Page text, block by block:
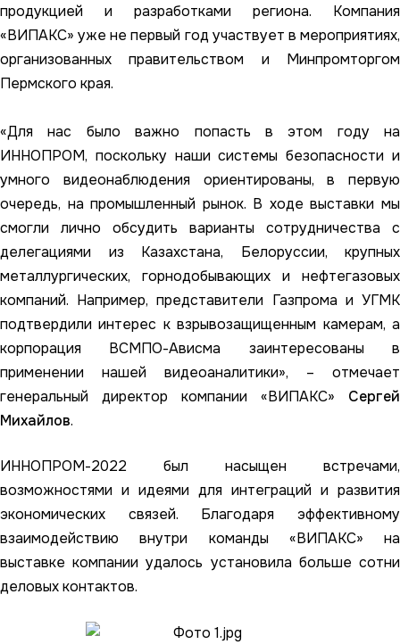
продукцией и разработками региона. Компания
«ВИПАКС» уже не первый год участвует в мероприятиях,
организованных правительством и Минпромторгом
Пермского края.
«Для нас было важно попасть в этом году на
ИННОПРОМ, поскольку наши системы безопасности и
умного видеонаблюдения ориентированы, в первую
очередь, на промышленный рынок. В ходе выставки мы
смогли лично обсудить варианты сотрудничества с
делегациями из Казахстана, Белоруссии, крупных
металлургических, горнодобывающих и нефтегазовых
компаний. Например, представители Газпрома и УГМК
подтвердили интерес к взрывозащищенным камерам, а
корпорация ВСМПО-Ависма заинтересованы в
применении нашей видеоаналитики», – отмечает
генеральный директор компании «ВИПАКС» Сергей
Михайлов.
ИННОПРОМ-2022 был насыщен встречами,
возможностями и идеями для интеграций и развития
экономических связей. Благодаря эффективному
взаимодействию внутри команды «ВИПАКС» на
выставке компании удалось установила больше сотни
деловых контактов.